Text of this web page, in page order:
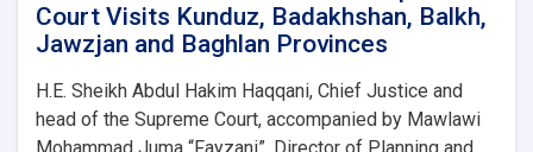
Court
Affairs
Court Visits Kunduz, Badakhshan, Balkh,
Jawzjan and Baghlan Provinces
H.E. Sheikh Abdul Hakim Haqqani, Chief Justice and
head of the Supreme Court, accompanied by Mawlawi